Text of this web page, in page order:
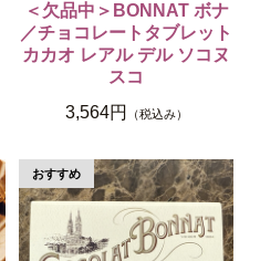
＜欠品中＞BONNAT ボナ
／チョコレートタブレット
カカオ レアル デル ソコヌ
スコ
3,564円
（税込み）